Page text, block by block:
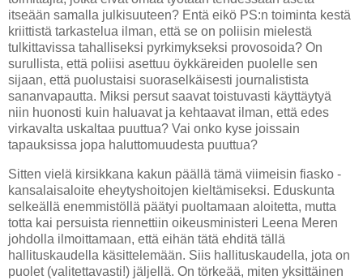
itseään samalla julkisuuteen? Entä eikö PS:n toiminta kestä
kriittistä tarkastelua ilman, että se on poliisin mielestä
tulkittavissa tahalliseksi pyrkimykseksi provosoida? On
surullista, että poliisi asettuu öykkäreiden puolelle sen
sijaan, että puolustaisi suoraselkäisesti journalistista
sananvapautta. Miksi persut saavat toistuvasti käyttäytyä
niin huonosti kuin haluavat ja kehtaavat ilman, että edes
virkavalta uskaltaa puuttua? Vai onko kyse joissain
tapauksissa jopa haluttomuudesta puuttua?
Sitten vielä kirsikkana kakun päällä tämä viimeisin fiasko -
kansalaisaloite eheytyshoitojen kieltämiseksi. Eduskunta
selkeällä enemmistöllä päätyi puoltamaan aloitetta, mutta
totta kai persuista riennettiin oikeusministeri Leena Meren
johdolla ilmoittamaan, että eihän tätä ehditä tällä
hallituskaudella käsittelemään. Siis hallituskaudella, jota on
puolet (valitettavasti!) jäljellä. On törkeää, miten yksittäinen